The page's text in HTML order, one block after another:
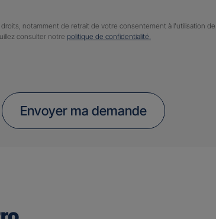
notamment de retrait de votre consentement à l'utilisation
consulter notre politique de confidentialité.
Envoyer ma demande